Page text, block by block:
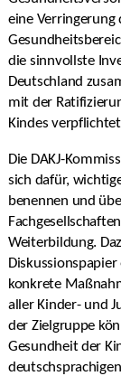
eine Verringerung
die sinnvollste
Deutschland
mit der
Kindes
Die DAKJ-
sich dafür,
benennen und
Weiterbildung.
konkrete
aller Kinder- und
der Zielgruppe
Gesundheit der